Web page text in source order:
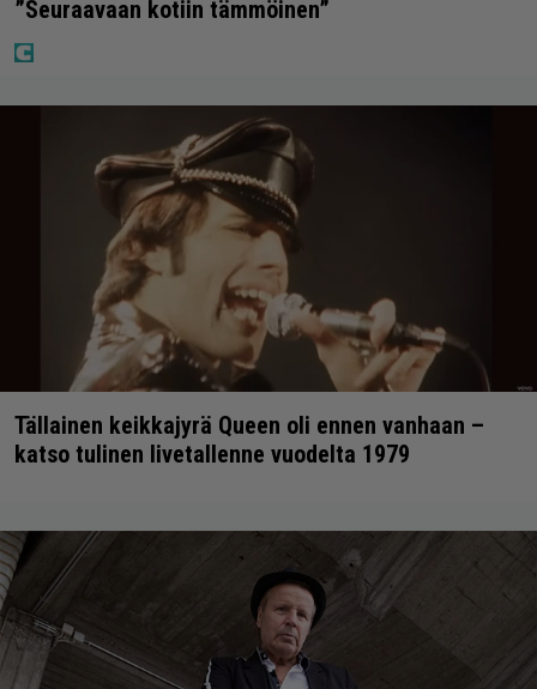
”Seuraavaan kotiin tämmöinen”
Tällainen keikkajyrä Queen oli ennen vanhaan –
katso tulinen livetallenne vuodelta 1979